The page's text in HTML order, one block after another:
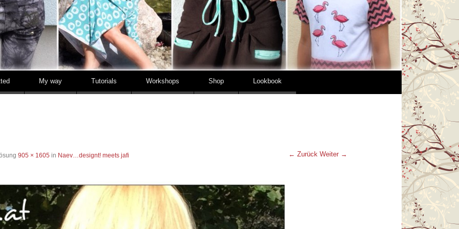
My way Tutorials Workshops Shop Lookbook
905 × 1605 in Naev…designt! meets jafi ← Zurück Weiter →